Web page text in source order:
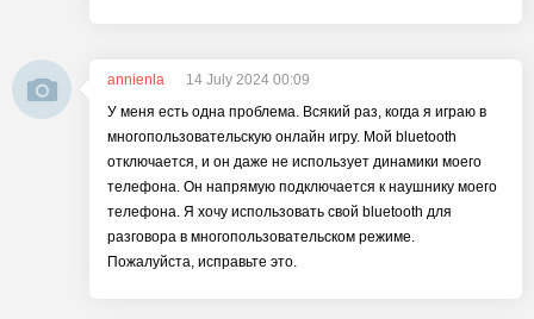
annienla
14 July 2024 00:09
У меня есть одна проблема. Всякий раз, когда я играю в
многопользовательскую онлайн игру. Мой bluetooth
отключается, и он даже не использует динамики моего
телефона. Он напрямую подключается к наушнику моего
телефона. Я хочу использовать свой bluetooth для
разговора в многопользовательском режиме.
Пожалуйста, исправьте это.